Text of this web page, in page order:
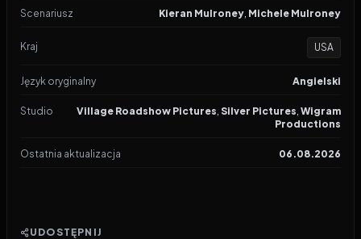
Scenariusz Kieran Mulroney, Michele Mulroney
Kraj USA
Język oryginalny Angielski
Studio Village Roadshow Pictures, Silver Pictures, Wigram
Productions
Ostatnia aktualizacja 06.08.2026
UDOSTĘPNIJ